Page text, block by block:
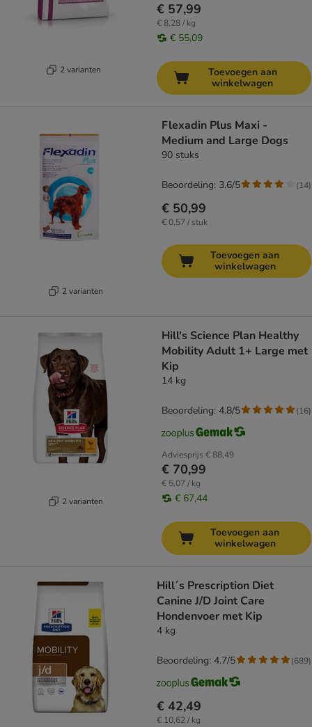
2 varianten
€ 57,99
€ 8,28 / kg
€ 55,09
Toevoegen aan
winkelwagen
2 varianten
Flexadin Plus Maxi -
Medium and Large Dogs
90 stuks
€ 50,99
€ 0,57 / stuk
Beoordeling: 3.6/5 (14)
Toevoegen aan
winkelwagen
2 varianten
Hill's Science Plan Healthy
Mobility Adult 1+ Large met
Kip
14 kg
Adviesprijs € 88,49
€ 70,99
€ 5,07 / kg
€ 67,44
Beoordeling: 4.8/5 (16)
Toevoegen aan
winkelwagen
Hill´s Prescription Diet
Canine J/D Joint Care
Hondenvoer met Kip
4 kg
€ 42,49
€ 10,62 / kg
Beoordeling: 4.7/5 (689)